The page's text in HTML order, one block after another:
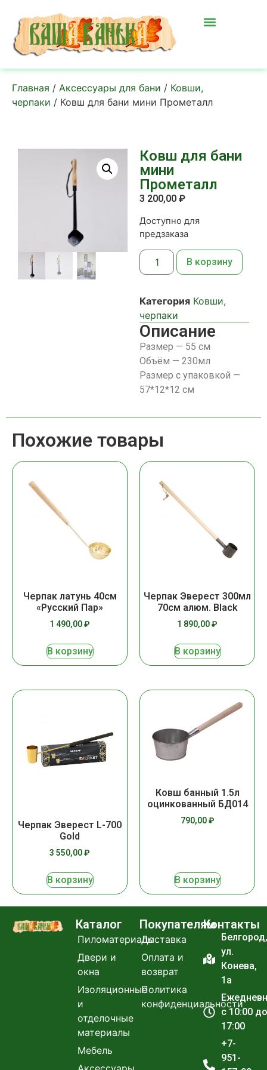
Главная / Аксессуары для бани / Ковши,
черпаки / Ковш для бани мини Прометалл
Ковш для бани
мини
Прометалл
3 200,00 ₽
Доступно для
предзаказа
В корзину
Категория Ковши,
черпаки
Описание
Размер — 55 см
Объём — 230мл
Размер с упаковкой —
57*12*12 см
Похожие товары
Черпак латунь 40см
«Русский Пар»
1 490,00₽
В корзину
Черпак Эверест 300мл
70см алюм. Black
1 890,00₽
В корзину
Черпак Эверест L-700
Gold
3 550,00₽
В корзину
Ковш банный 1.5л
оцинкованный БД014
790,00₽
В корзину
Каталог
Пиломатериалы
Двери и
окна
Изоляционные
и
отделочные
материалы
Мебель
Покупателям
Доставка
Оплата и
возврат
Политика
конфиденциальности
Контакты
Белгород,
ул.
Конева,
1а
с 10:00 до
17:00
+7-
951-